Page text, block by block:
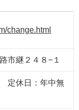
change.html
市継２４８−１
定休日：年中無